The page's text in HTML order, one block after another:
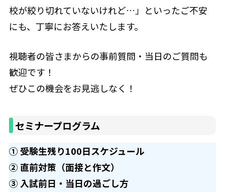
校が絞り切れていないけれど…」といったご不安
にも、丁寧にお答えいたします。
視聴者の皆さまからの事前質問・当日のご質問も
歓迎です！
ぜひこの機会をお見逃しなく！
セミナープログラム
① 受験生残り100日スケジュール
② 直前対策（面接と作文）
③ 入試前日・当日の過ごし方